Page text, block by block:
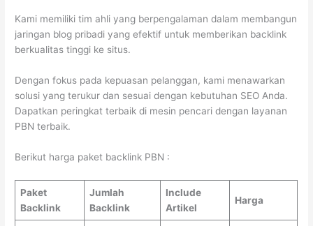
Kami memiliki tim ahli yang berpengalaman dalam membangun
jaringan blog pribadi yang efektif untuk memberikan backlink
berkualitas tinggi ke situs.
Dengan fokus pada kepuasan pelanggan, kami menawarkan
solusi yang terukur dan sesuai dengan kebutuhan SEO Anda.
Dapatkan peringkat terbaik di mesin pencari dengan layanan
PBN terbaik.
Berikut harga paket backlink PBN :
Paket
Backlink
Jumlah
Backlink
Include
Artikel
Harga